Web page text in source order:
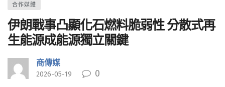
合作媒體
伊朗戰事凸顯化石燃料脆弱性 分散式再
生能源成能源獨立關鍵
商傳媒
2026-05-19 0